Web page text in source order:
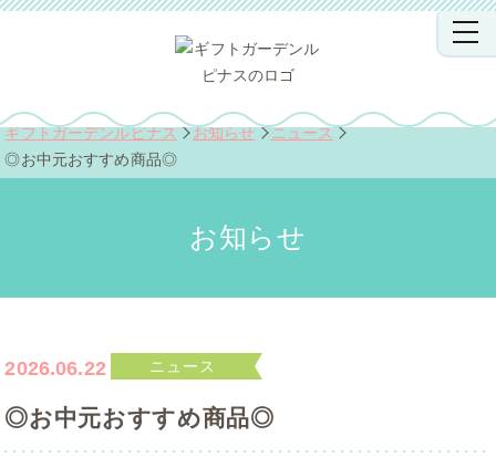
ギフトガーデンルピナス お知らせ
ニュース
◎お中元おすすめ商品◎
お知らせ
2026.06.22 ニュース
◎お中元おすすめ商品◎